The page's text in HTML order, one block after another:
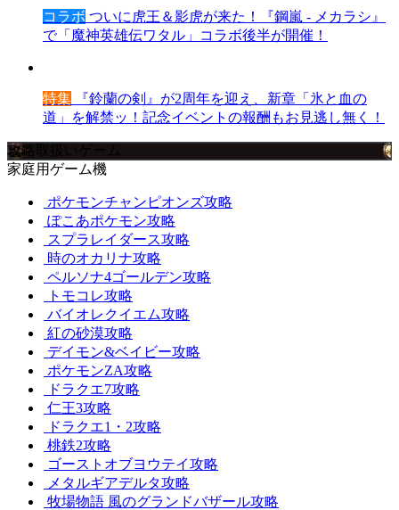
コラボ ついに虎王＆影虎が来た！『鋼嵐 - メカラシ』
で「魔神英雄伝ワタル」コラボ後半が開催！
特集 『鈴蘭の剣』が2周年を迎え、新章「氷と血の
道」を解禁ッ！記念イベントの報酬もお見逃し無く！
攻略取扱いゲーム
家庭用ゲーム機
ポケモンチャンピオンズ攻略
ぽこあポケモン攻略
スプラレイダース攻略
時のオカリナ攻略
ペルソナ4ゴールデン攻略
トモコレ攻略
バイオレクイエム攻略
紅の砂漠攻略
デイモン&ベイビー攻略
ポケモンZA攻略
ドラクエ7攻略
仁王3攻略
ドラクエ1・2攻略
桃鉄2攻略
ゴーストオブヨウテイ攻略
メタルギアデルタ攻略
牧場物語 風のグランドバザール攻略